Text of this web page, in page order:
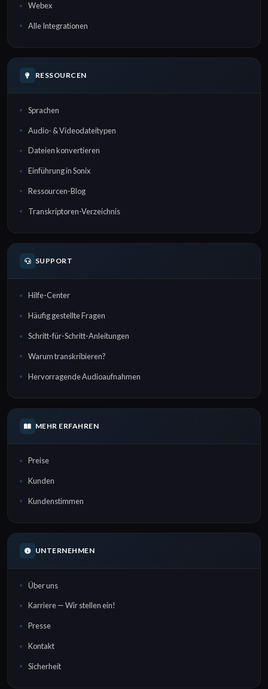
Webex
Alle Integrationen
RESSOURCEN
Sprachen
Audio- & Videodateitypen
Dateien konvertieren
Einführung in Sonix
Ressourcen-Blog
Transkriptoren-Verzeichnis
SUPPORT
Hilfe-Center
Häufig gestellte Fragen
Schritt-für-Schritt-Anleitungen
Warum transkribieren?
Hervorragende Audioaufnahmen
MEHR ERFAHREN
Preise
Kunden
Kundenstimmen
UNTERNEHMEN
Über uns
Karriere — Wir stellen ein!
Presse
Kontakt
Sicherheit